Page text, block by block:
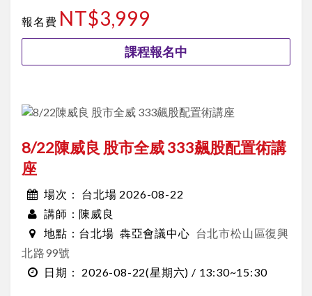
報名費 NT$3,999
課程報名中
8/22陳威良 股市全威 333飆股配置術講
座
場次： 台北場 2026-08-22
講師： 陳威良
地點： 台北場 犇亞會議中心 台北市松山區復興
北路99號
日期： 2026-08-22(星期六) / 13:30~15:30